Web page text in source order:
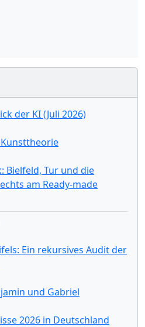
der KI (Juli 2026)
Bielfeld, Tur und die
am Ready-made
Ein rekursives Audit der
und Gabriel
2026 in Deutschland